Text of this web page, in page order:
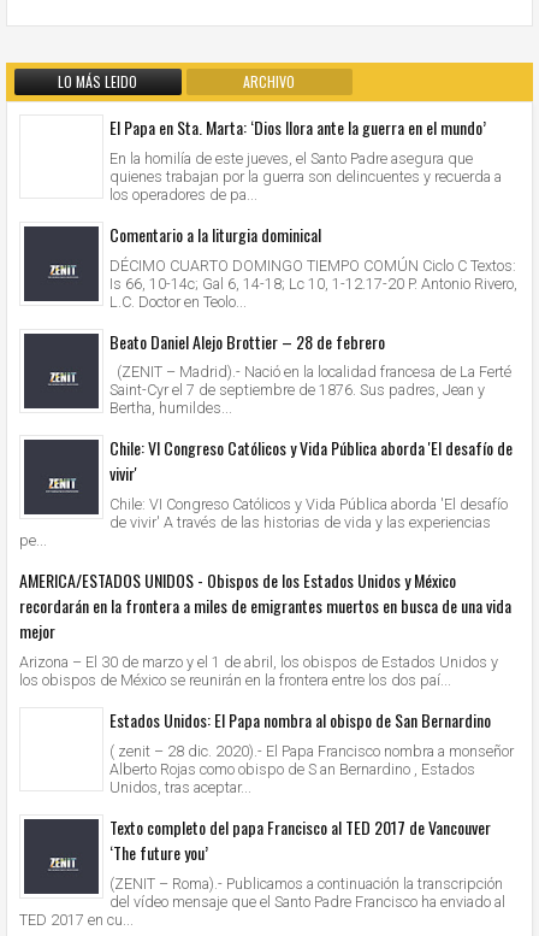
LO MÁS LEIDO ARCHIVO
El Papa en Sta. Marta: ‘Dios llora ante la guerra en el mundo’
En la homilía de este jueves, el Santo Padre asegura que
quienes trabajan por la guerra son delincuentes y recuerda a
los operadores de pa...
Comentario a la liturgia dominical
DÉCIMO CUARTO DOMINGO TIEMPO COMÚN Ciclo C Textos:
Is 66, 10-14c; Gal 6, 14-18; Lc 10, 1-12.17-20 P. Antonio Rivero,
L.C. Doctor en Teolo...
Beato Daniel Alejo Brottier – 28 de febrero
(ZENIT – Madrid).- Nació en la localidad francesa de La Ferté
Saint-Cyr el 7 de septiembre de 1876. Sus padres, Jean y
Bertha, humildes...
Chile: VI Congreso Católicos y Vida Pública aborda 'El desafío de
vivir'
Chile: VI Congreso Católicos y Vida Pública aborda 'El desafío
de vivir' A través de las historias de vida y las experiencias
pe...
AMERICA/ESTADOS UNIDOS - Obispos de los Estados Unidos y México
recordarán en la frontera a miles de emigrantes muertos en busca de una vida
mejor
Arizona – El 30 de marzo y el 1 de abril, los obispos de Estados Unidos y
los obispos de México se reunirán en la frontera entre los dos paí...
Estados Unidos: El Papa nombra al obispo de San Bernardino
( zenit – 28 dic. 2020).- El Papa Francisco nombra a monseñor
Alberto Rojas como obispo de S an Bernardino , Estados
Unidos, tras aceptar...
Texto completo del papa Francisco al TED 2017 de Vancouver
‘The future you’
(ZENIT – Roma).- Publicamos a continuación la transcripción
del vídeo mensaje que el Santo Padre Francisco ha enviado al
TED 2017 en cu...